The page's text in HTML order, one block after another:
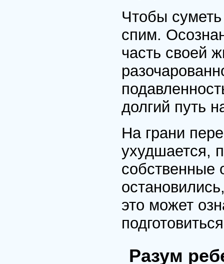
Чтобы
спим.
часть своей
долгий путь
На грани
ухудшается,
собственные
это может
Разум